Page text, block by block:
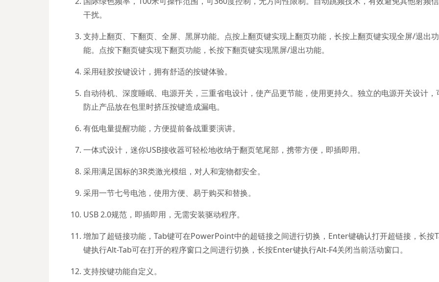
干扰。
支持上翻页、下翻页、全屏、黑屏功能。点按上翻页键实现上翻页功能，长按上翻页键实现全屏/退出功
能。点按下翻页键实现下翻页功能，长按下翻页键实现黑屏/退出功能。
采用硅胶按键设计，拥有舒适的按键体验。
自动待机、深度睡眠、电源开关，三重省电设计，使产品更节能，使用更持久。独立的电源开关设计，
防止产品放在包里时挤压按键造成漏电。
有低电量提醒功能，方便提前备战重要演讲。
一体式设计，迷你USB接收器可轻松地收纳于翻页笔尾部，携带方便，即插即用。
采用满足国标的3R类激光模组，对人和宠物都安全。
采用一节七号电池，使用方便、易于购买和替换。
USB 2.0规范，即插即用，无需安装驱动程序。
增加了超链接功能，Tab键可在PowerPoint中的超链接之间进行切换，Enter键确认打开超链接，长按
键执行Alt-Tab可在打开的程序窗口之间进行切换，长按Enter键执行Alt-F4关闭当前活动窗口。
支持按键功能自定义。